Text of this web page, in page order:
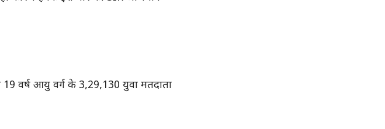
वर्ष आयु वर्ग के 3,29,130 युवा मतदाता